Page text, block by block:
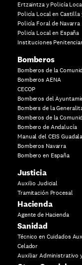
Ertzaintza y Policía
Policía Local en Castilla
Policía Foral de Navarra
Policía Local en España
Instituciones
Bomberos
Bomberos de la
Bomberos AENA
CECOP
Bomberos del
Bombers de la
Bomberos de la
Bombero de Andalucía
Manual del CEIS
Bomberos Navarra
Bombero en España
Justicia
Auxilio Judicial
Tramitación Procesal
Hacienda
Agente de Hacienda
Sanidad
Técnico en Cuidados
Celador
Auxiliar Administrativo